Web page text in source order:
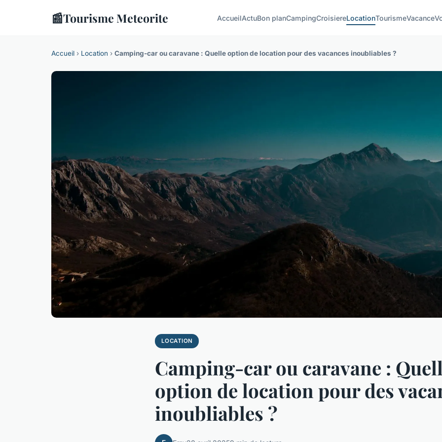
📰Tourisme Meteorite AccueilActuBon planCampingCroisiereLocationTourismeVacance
Accueil › Location › Camping-car ou caravane : Quelle option de location pour des vacances inoubliables ?
LOCATION
Camping-car ou caravane :
option de location pour des
inoubliables ?